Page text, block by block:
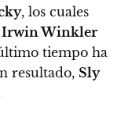
, los cuales
Irwin Winkler
tiempo ha
resultado, Sly